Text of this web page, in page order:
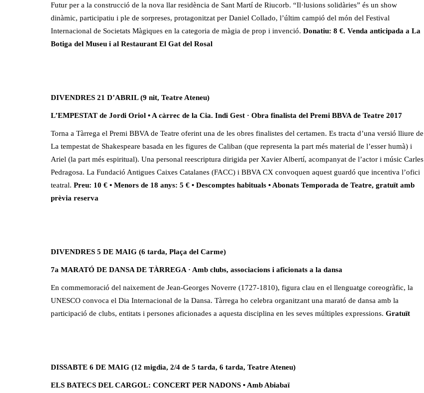
Futur per a la construcció de la nova llar residència de Sant Martí de Riucorb. “Il·lusions solidàries” és un show
dinàmic, participatiu i ple de sorpreses, protagonitzat per Daniel Collado, l’últim campió del món del Festival
Internacional de Societats Màgiques en la categoria de màgia de prop i invenció. Donatiu: 8 €. Venda anticipada a La
Botiga del Museu i al Restaurant El Gat del Rosal
DIVENDRES 21 D’ABRIL (9 nit, Teatre Ateneu)
L’EMPESTAT de Jordi Oriol • A càrrec de la Cia. Indi Gest · Obra finalista del Premi BBVA de Teatre 2017
Torna a Tàrrega el Premi BBVA de Teatre oferint una de les obres finalistes del certamen. Es tracta d’una versió lliure de
La tempestat de Shakespeare basada en les figures de Caliban (que representa la part més material de l’esser humà) i
Ariel (la part més espiritual). Una personal reescriptura dirigida per Xavier Albertí, acompanyat de l’actor i músic Carles
Pedragosa. La Fundació Antigues Caixes Catalanes (FACC) i BBVA CX convoquen aquest guardó que incentiva l’ofici
teatral. Preu: 10 € • Menors de 18 anys: 5 € • Descomptes habituals • Abonats Temporada de Teatre, gratuït amb
prèvia reserva
DIVENDRES 5 DE MAIG (6 tarda, Plaça del Carme)
7a MARATÓ DE DANSA DE TÀRREGA · Amb clubs, associacions i aficionats a la dansa
En commemoració del naixement de Jean-Georges Noverre (1727-1810), figura clau en el llenguatge coreogràfic, la
UNESCO convoca el Dia Internacional de la Dansa. Tàrrega ho celebra organitzant una marató de dansa amb la
participació de clubs, entitats i persones aficionades a aquesta disciplina en les seves múltiples expressions. Gratuït
DISSABTE 6 DE MAIG (12 migdia, 2/4 de 5 tarda, 6 tarda, Teatre Ateneu)
ELS BATECS DEL CARGOL: CONCERT PER NADONS • Amb Abiabaï